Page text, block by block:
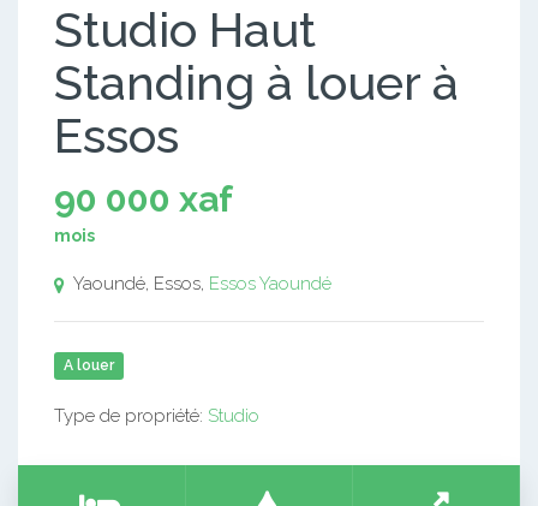
Studio Haut
Standing à louer à
Essos
90 000 xaf
mois
Yaoundé, Essos, EssosYaoundé
A louer
Type de propriété: Studio